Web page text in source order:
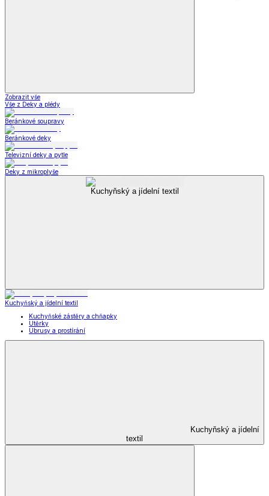
Zobrazit vše
Vše z Deky a plédy
Beránkové soupravy
Beránkové deky
Televizní deky a pytle
Deky z mikroplyše
Kuchyňský a jídelní textil
Kuchyňský a jídelní textil
Kuchyňské zástěry a chňapky
Utěrky
Ubrusy a prostírání
Kuchyňský a jídelní
textil